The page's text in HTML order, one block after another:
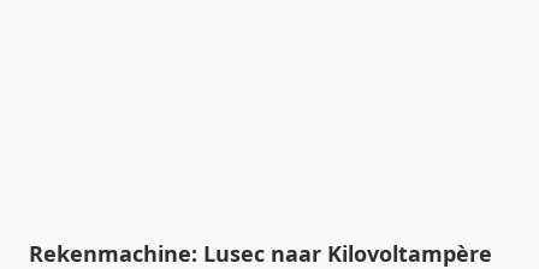
Rekenmachine: Lusec naar Kilovoltampère